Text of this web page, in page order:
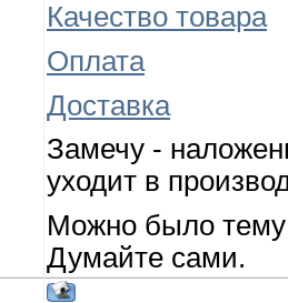
Качество товара
Оплата
Доставка
Замечу -
уходит в
Можно было тему
Думайте сами.